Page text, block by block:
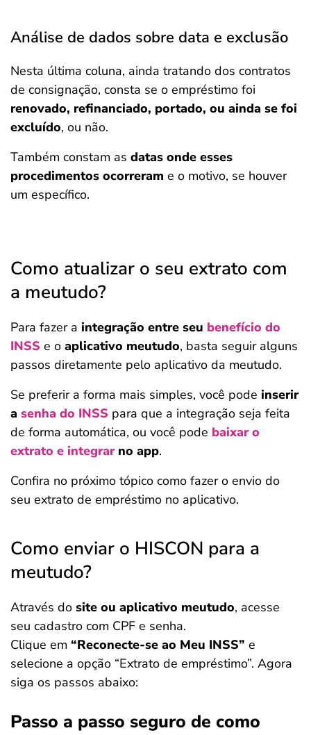
Análise de dados sobre data e exclusão
Nesta última coluna, ainda tratando dos contratos
de consignação, consta se o empréstimo foi
renovado, refinanciado, portado, ou ainda se foi
excluído, ou não.
Também constam as datas onde esses
procedimentos ocorreram e o motivo, se houver
um específico.
Como atualizar o seu extrato com
a meutudo?
Para fazer a integração entre seu benefício do
INSS e o aplicativo meutudo, basta seguir alguns
passos diretamente pelo aplicativo da meutudo.
Se preferir a forma mais simples, você pode inserir
a senha do INSS para que a integração seja feita
de forma automática, ou você pode baixar o
extrato e integrarno app.
Confira no próximo tópico como fazer o envio do
seu extrato de empréstimo no aplicativo.
Como enviar o HISCON para a
meutudo?
Através do site ou aplicativo meutudo, acesse
seu cadastro com CPF e senha.
Clique em “Reconecte-se ao Meu INSS” e
selecione a opção “Extrato de empréstimo”. Agora
siga os passos abaixo:
Passo a passo seguro de como